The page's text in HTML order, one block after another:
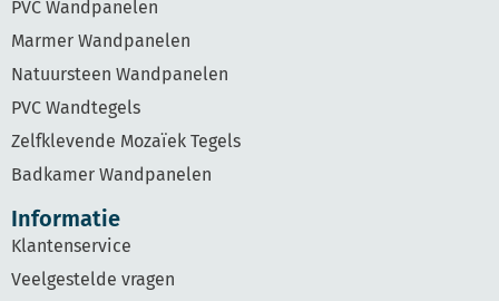
PVC Wandpanelen
Marmer Wandpanelen
Natuursteen Wandpanelen
PVC Wandtegels
Zelfklevende Mozaïek Tegels
Badkamer Wandpanelen
Informatie
Klantenservice
Veelgestelde vragen